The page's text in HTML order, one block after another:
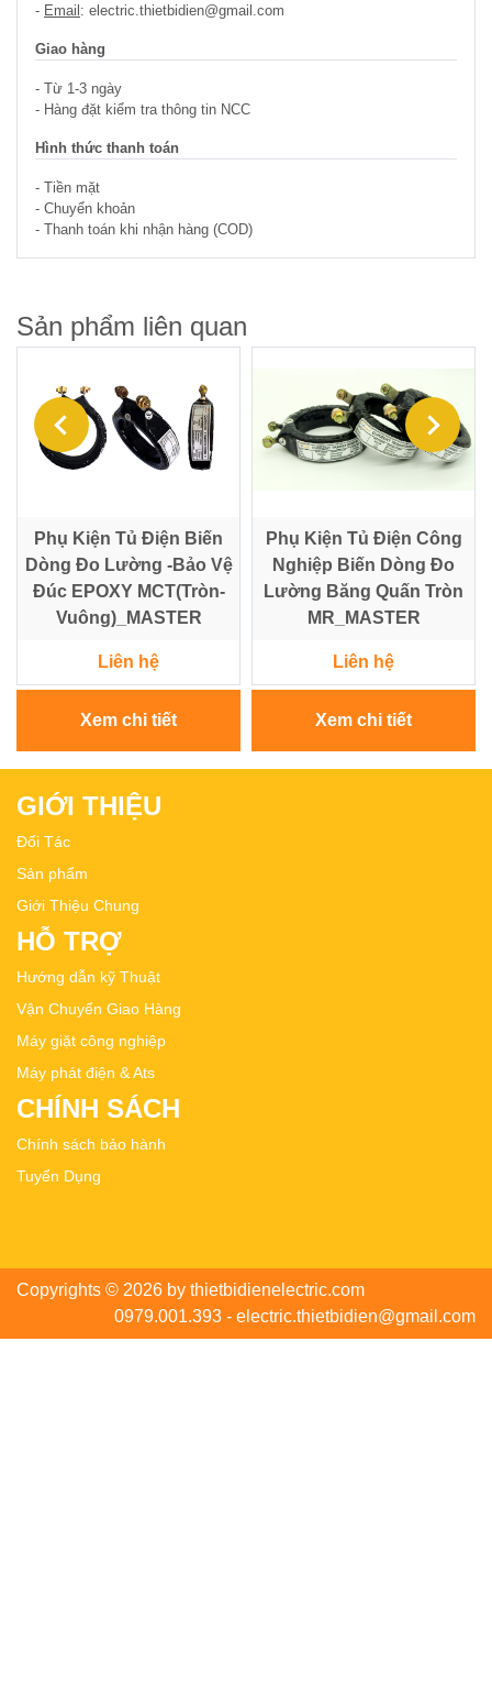
- Email : electric.thietbidien@gmail.com
Giao hàng
- Từ 1-3 ngày
- Hàng đặt kiểm tra thông tin NCC
Hình thức thanh toán
- Tiền mặt
- Chuyển khoản
- Thanh toán khi nhận hàng (COD)
Sản phẩm liên quan
Phụ Kiện Tủ Điện Biến
Dòng Đo Lường -Bảo Vệ
Đúc EPOXY MCT(Tròn-
Vuông)_MASTER
Liên hệ
Xem chi tiết
Phụ Kiện Tủ Điện Công
Nghiệp Biến Dòng Đo
Lường Băng Quấn Tròn
MR_MASTER
Liên hệ
Xem chi tiết
GIỚI THIỆU
Đối Tác
Sản phẩm
Giới Thiệu Chung
HỖ TRỢ
Hướng dẫn kỹ Thuật
Vận Chuyển Giao Hàng
Máy giặt công nghiệp
Máy phát điện & Ats
CHÍNH SÁCH
Chính sách bảo hành
Tuyển Dụng
Copyrights © 2026 by thietbidienelectric.com
0979.001.393 - electric.thietbidien@gmail.com